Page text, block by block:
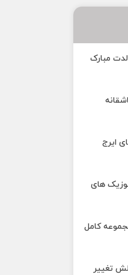
مبارک
عاشقانه
ایرج
های
کامل
تغییر